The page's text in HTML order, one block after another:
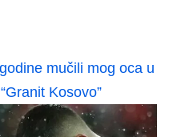
mučili mog oca u
Kosovo”